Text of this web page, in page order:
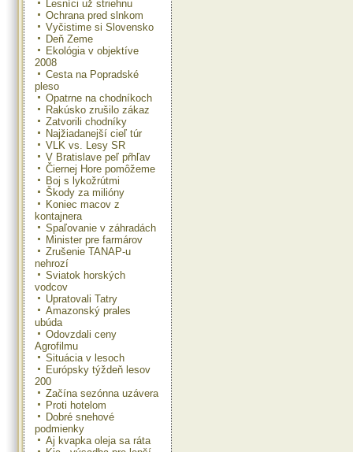
Lesníci už striehnu
Ochrana pred slnkom
Vyčistime si Slovensko
Deň Zeme
Ekológia v objektíve
2008
Cesta na Popradské
pleso
Opatrne na chodníkoch
Rakúsko zrušilo zákaz
Zatvorili chodníky
Najžiadanejší cieľ túr
VLK vs. Lesy SR
V Bratislave peľ pŕhľav
Čiernej Hore pomôžeme
Boj s lykožrútmi
Škody za milióny
Koniec macov z
kontajnera
Spaľovanie v záhradách
Minister pre farmárov
Zrušenie TANAP-u
nehrozí
Sviatok horských
vodcov
Upratovali Tatry
Amazonský prales
ubúda
Odovzdali ceny
Agrofilmu
Situácia v lesoch
Európsky týždeň lesov
200
Začína sezónna uzávera
Proti hotelom
Dobré snehové
podmienky
Aj kvapka oleja sa ráta